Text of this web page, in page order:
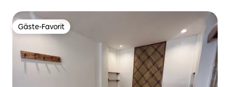
Gäste-Favorit
Gäste-Favorit